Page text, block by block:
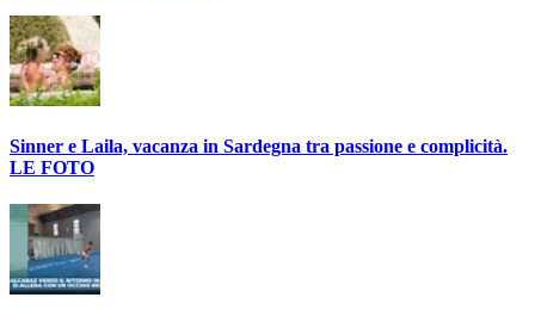
Sinner e Laila, vacanza in Sardegna tra passione e complicità.
LE FOTO